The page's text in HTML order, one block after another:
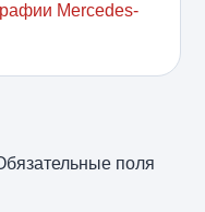
Mercedes-
поля